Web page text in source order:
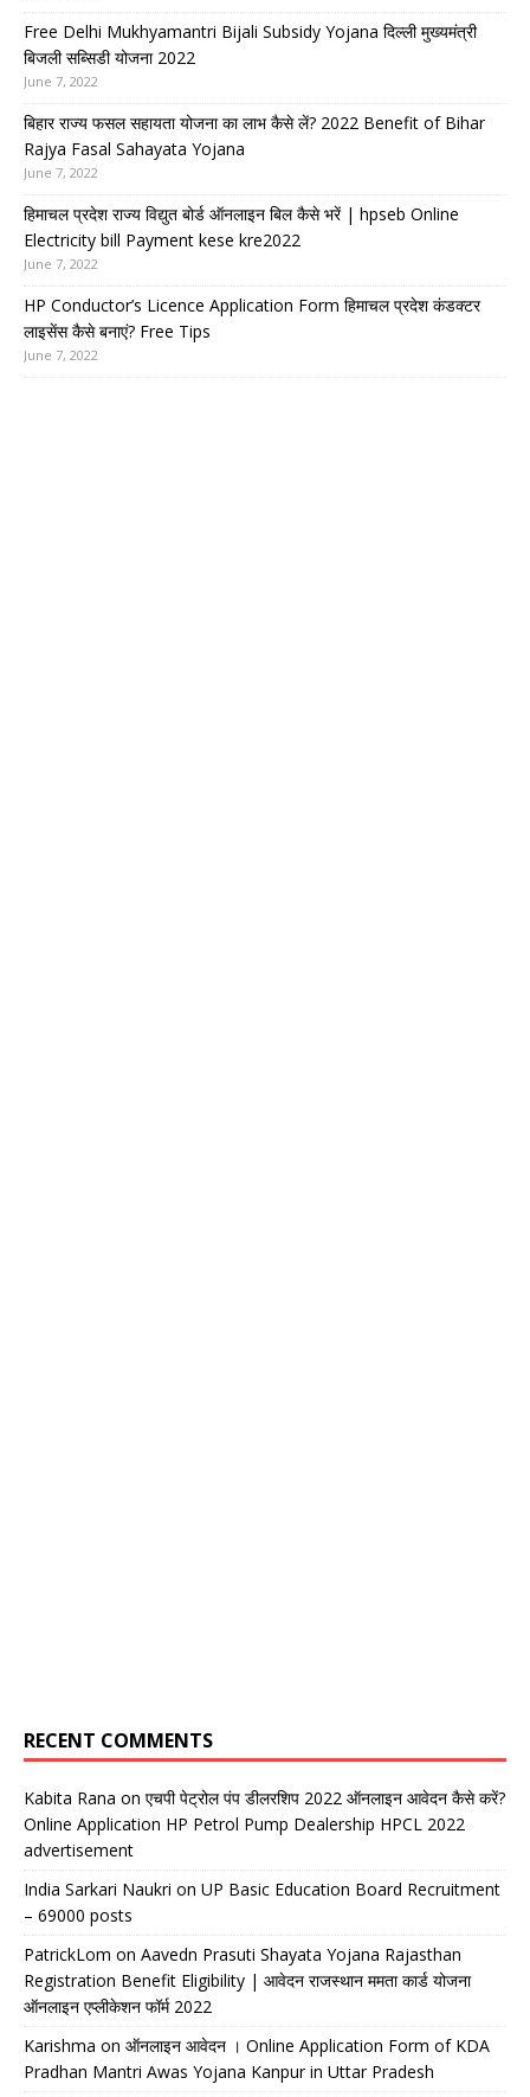
Free Delhi Mukhyamantri Bijali Subsidy Yojana दिल्ली मुख्यमंत्री
बिजली सब्सिडी योजना 2022
June 7, 2022
बिहार राज्य फसल सहायता योजना का लाभ कैसे लें? 2022 Benefit of Bihar
Rajya Fasal Sahayata Yojana
June 7, 2022
हिमाचल प्रदेश राज्य विद्युत बोर्ड ऑनलाइन बिल कैसे भरें | hpseb Online
Electricity bill Payment kese kre2022
June 7, 2022
HP Conductor’s Licence Application Form हिमाचल प्रदेश कंडक्टर
लाइसेंस कैसे बनाएं? Free Tips
June 7, 2022
RECENT COMMENTS
Kabita Rana on एचपी पेट्रोल पंप डीलरशिप 2022 ऑनलाइन आवेदन कैसे करें?
Online Application HP Petrol Pump Dealership HPCL 2022
advertisement
India Sarkari Naukri on UP Basic Education Board Recruitment
– 69000 posts
PatrickLom on Aavedn Prasuti Shayata Yojana Rajasthan
Registration Benefit Eligibility | आवेदन राजस्थान ममता कार्ड योजना
ऑनलाइन एप्लीकेशन फॉर्म 2022
Karishma on ऑनलाइन आवेदन । Online Application Form of KDA
Pradhan Mantri Awas Yojana Kanpur in Uttar Pradesh